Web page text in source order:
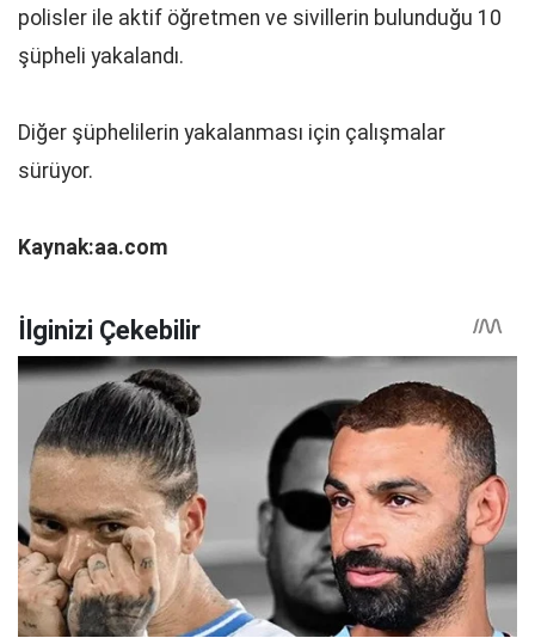
polisler ile aktif öğretmen ve sivillerin bulunduğu 10
şüpheli yakalandı.
Diğer şüphelilerin yakalanması için çalışmalar
sürüyor.
Kaynak:aa.com